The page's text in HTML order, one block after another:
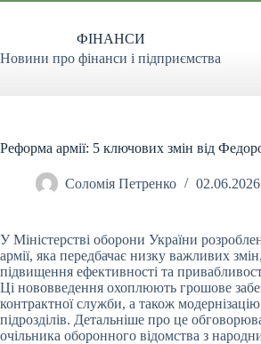
Перейти
ФІНАНСИ
Новини про фінанси і підприємства
Реформа армії: 5 ключових змін від
Соломія Петренко 02.06.2026
У Міністерстві оборони України
армії, яка передбачає низку важливих
підвищення ефективності та
Ці нововведення охоплюють грошове
контрактної служби, а також
підрозділів. Детальніше про це
очільника оборонного відомства з